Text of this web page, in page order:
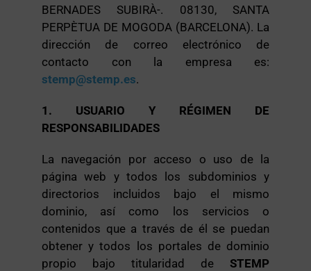
BERNADES SUBIRÀ-. 08130, SANTA
PERPÈTUA DE MOGODA (BARCELONA). La
dirección de correo electrónico de
contacto con la empresa es:
stemp@stemp.es.
1. USUARIO Y RÉGIMEN DE
RESPONSABILIDADES
La navegación por acceso o uso de la
página web y todos los subdominios y
directorios incluidos bajo el mismo
dominio, así como los servicios o
contenidos que a través de él se puedan
obtener y todos los portales de dominio
propio bajo titularidad de STEMP